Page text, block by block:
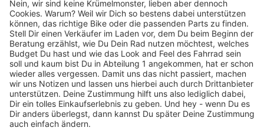
TOP-Marken
ZAHLUNGSARTEN / RATENKAUF